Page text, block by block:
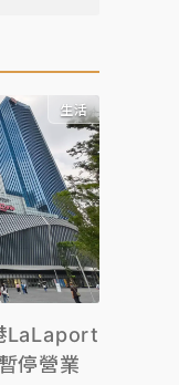
生活
LaLaport
停營業